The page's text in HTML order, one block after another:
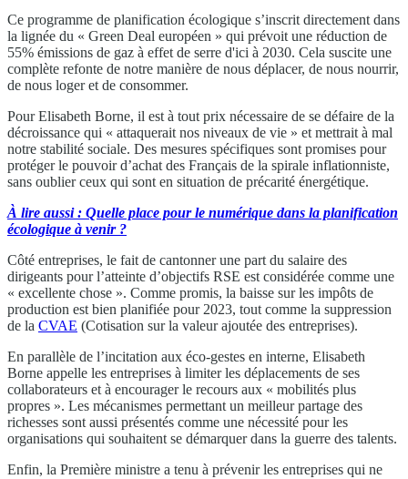
Ce programme de planification écologique s’inscrit directement dans
la lignée du « Green Deal européen » qui prévoit une réduction de
55% émissions de gaz à effet de serre d'ici à 2030. Cela suscite une
complète refonte de notre manière de nous déplacer, de nous nourrir,
de nous loger et de consommer.
Pour Elisabeth Borne, il est à tout prix nécessaire de se défaire de la
décroissance qui « attaquerait nos niveaux de vie » et mettrait à mal
notre stabilité sociale. Des mesures spécifiques sont promises pour
protéger le pouvoir d’achat des Français de la spirale inflationniste,
sans oublier ceux qui sont en situation de précarité énergétique.
À lire aussi : Quelle place pour le numérique dans la planification
écologique à venir ?
Côté entreprises, le fait de cantonner une part du salaire des
dirigeants pour l’atteinte d’objectifs RSE est considérée comme une
« excellente chose ». Comme promis, la baisse sur les impôts de
production est bien planifiée pour 2023, tout comme la suppression
de la CVAE (Cotisation sur la valeur ajoutée des entreprises).
En parallèle de l’incitation aux éco-gestes en interne, Elisabeth
Borne appelle les entreprises à limiter les déplacements de ses
collaborateurs et à encourager le recours aux « mobilités plus
propres ». Les mécanismes permettant un meilleur partage des
richesses sont aussi présentés comme une nécessité pour les
organisations qui souhaitent se démarquer dans la guerre des talents.
Enfin, la Première ministre a tenu à prévenir les entreprises qui ne